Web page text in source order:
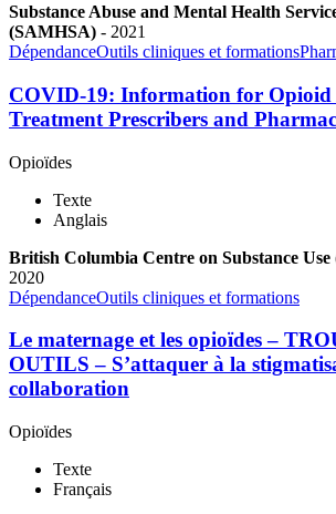
Substance Abuse and Mental Health
(SAMHSA) - 2021
DépendanceOutils cliniques et formations
COVID-19: Information for Opioid
Treatment Prescribers and
Opioïdes
Texte
Anglais
British Columbia Centre on Substance
2020
DépendanceOutils cliniques et formations
Le maternage et les opioïdes –
OUTILS – S’attaquer à la
collaboration
Opioïdes
Texte
Français